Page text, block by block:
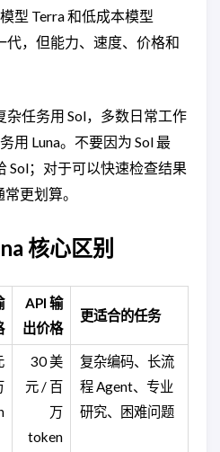
型 Terra 和低成本模型
代，但能力、速度、价格和
任务用 Sol，多数日常工作
用 Luna。不要因为 Sol 最
Sol；对于可以快速检查结果
更划算。
核心区别
API 输
出价格
更适合的任务
30 美
元 / 百
万
token
复杂编码、长流
程 Agent、专业
研究、困难问题